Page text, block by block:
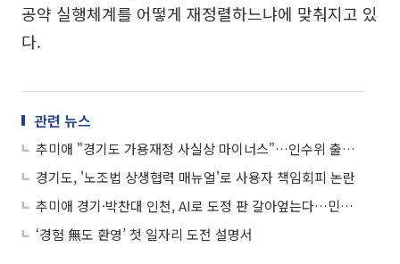
공약 실행체계를 어떻게 재정렬하느냐에 맞춰지고 있
다.
관련 뉴스
추미애 "경기도 가용재정 사실상 마이너스"…인수위 출범 첫날 '직격 경고'
경기도, '노조법 상생협력 매뉴얼'로 사용자 책임회피 논란
추미애 경기·박찬대 인천, AI로 도정 판 갈아엎는다…민선 9기 공약전략 해부
‘경험 無도 환영’ 첫 일자리 도전 설명서